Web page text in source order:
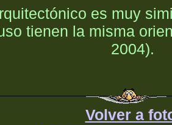
es muy
tienen la misma
2004).
Volver a